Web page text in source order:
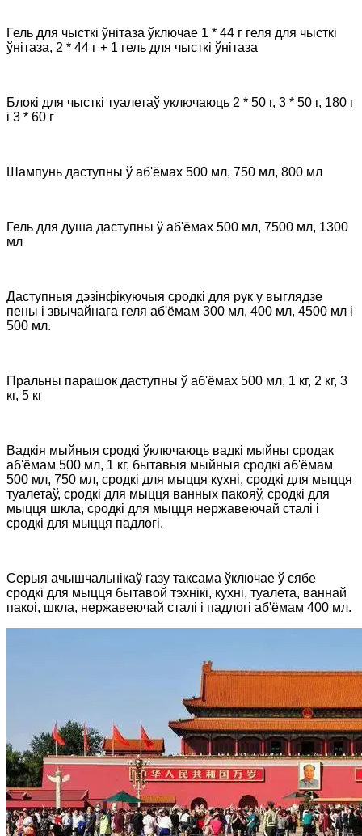
Гель для чысткі ўнітаза ўключае 1 * 44 г геля для чысткі
ўнітаза, 2 * 44 г + 1 гель для чысткі ўнітаза
Блокі для чысткі туалетаў уключаюць 2 * 50 г, 3 * 50 г, 180 г
і 3 * 60 г
Шампунь даступны ў аб'ёмах 500 мл, 750 мл, 800 мл
Гель для душа даступны ў аб'ёмах 500 мл, 7500 мл, 1300
мл
Даступныя дэзінфікуючыя сродкі для рук у выглядзе
пены і звычайнага геля аб'ёмам 300 мл, 400 мл, 4500 мл і
500 мл.
Пральны парашок даступны ў аб'ёмах 500 мл, 1 кг, 2 кг, 3
кг, 5 кг
Вадкія мыйныя сродкі ўключаюць вадкі мыйны сродак
аб'ёмам 500 мл, 1 кг, бытавыя мыйныя сродкі аб'ёмам
500 мл, 750 мл, сродкі для мыцця кухні, сродкі для мыцця
туалетаў, сродкі для мыцця ванных пакояў, сродкі для
мыцця шкла, сродкі для мыцця нержавеючай сталі і
сродкі для мыцця падлогі.
Серыя ачышчальнікаў газу таксама ўключае ў сябе
сродкі для мыцця бытавой тэхнікі, кухні, туалета, ваннай
пакоі, шкла, нержавеючай сталі і падлогі аб'ёмам 400 мл.